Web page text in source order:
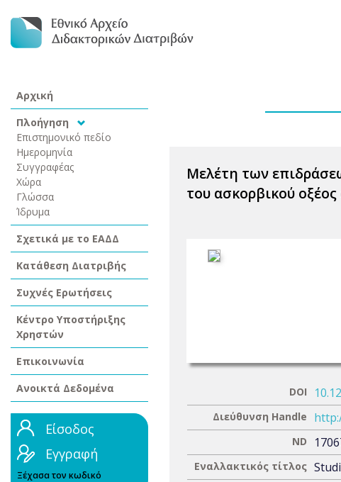
Αρχική
Πλοήγηση
Επιστημονικό πεδίο
Ημερομηνία
Συγγραφέας
Χώρα
Γλώσσα
Ίδρυμα
Σχετικά με το ΕΑΔΔ
Κατάθεση Διατριβής
Συχνές Ερωτήσεις
Κέντρο Υποστήριξης
Χρηστών
Επικοινωνία
Ανοικτά Δεδομένα
Είσοδος
Εγγραφή
Ξέχασα τον κωδικό
Μελέτη των
του ασκορβικού
DOI
Διεύθυνση Handle
ND
Εναλλακτικός τίτλος